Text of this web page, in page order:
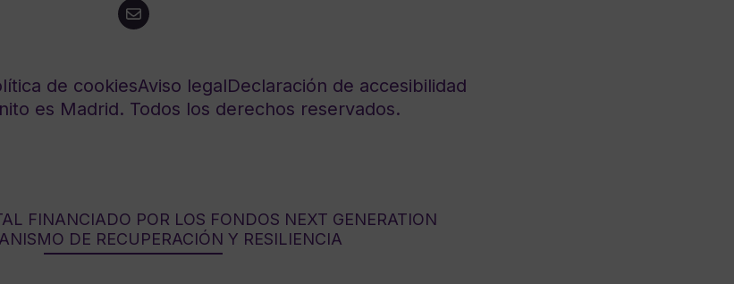
de cookiesAviso legalDeclaración de accesibilidad
es Madrid. Todos los derechos reservados.
FINANCIADO POR LOS FONDOS NEXT GENERATION
DE RECUPERACIÓN Y RESILIENCIA